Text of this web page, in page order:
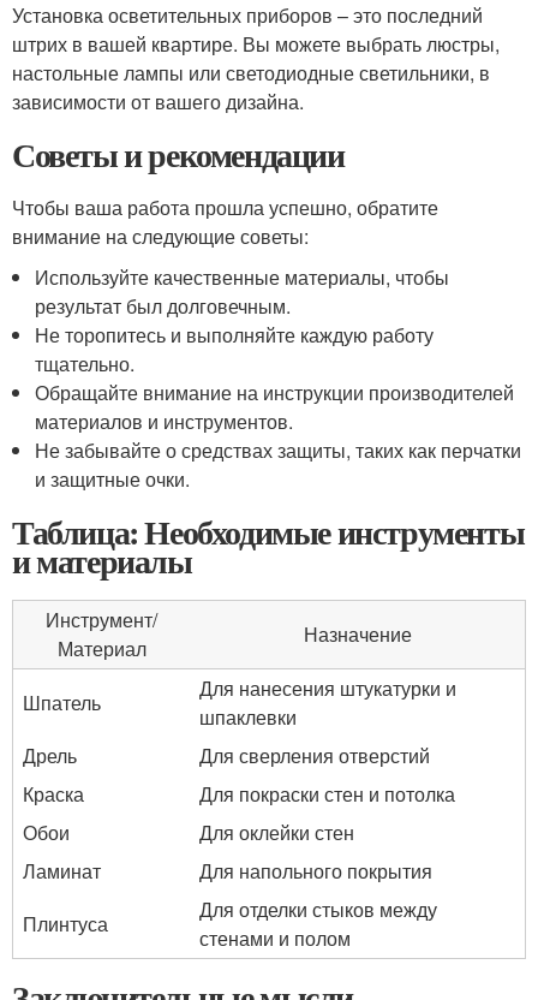
Установка осветительных приборов – это последний
штрих в вашей квартире. Вы можете выбрать люстры,
настольные лампы или светодиодные светильники, в
зависимости от вашего дизайна.
Советы и рекомендации
Чтобы ваша работа прошла успешно, обратите
внимание на следующие советы:
Используйте качественные материалы, чтобы
результат был долговечным.
Не торопитесь и выполняйте каждую работу
тщательно.
Обращайте внимание на инструкции производителей
материалов и инструментов.
Не забывайте о средствах защиты, таких как перчатки
и защитные очки.
Таблица: Необходимые инструменты
и материалы
Инструмент/
Материал
Назначение
Шпатель
Для нанесения штукатурки и
шпаклевки
Дрель
Для сверления отверстий
Краска
Для покраски стен и потолка
Обои
Для оклейки стен
Ламинат
Для напольного покрытия
Плинтуса
Для отделки стыков между
стенами и полом